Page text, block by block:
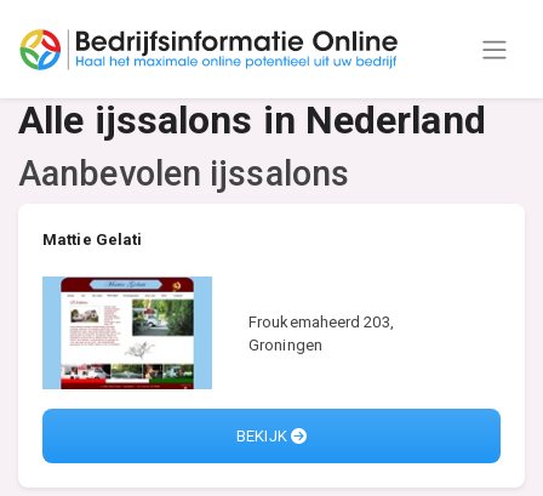
Alle ijssalons in Nederland
Aanbevolen ijssalons
Mattie Gelati
Froukemaheerd 203,
Groningen
BEKIJK